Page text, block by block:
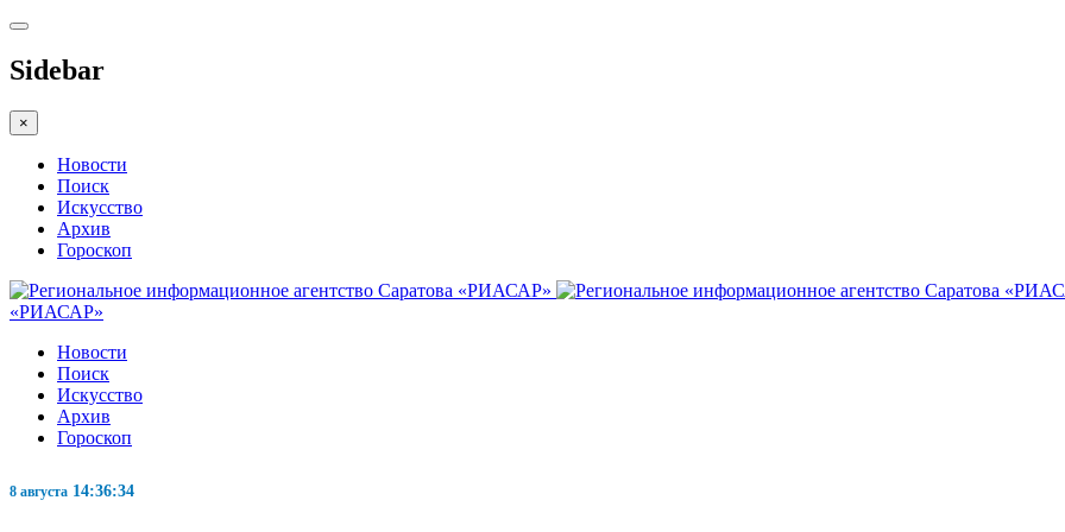
Sidebar
×
Новости
Поиск
Искусство
Архив
Гороскоп
«РИАСАР»
Новости
Поиск
Искусство
Архив
Гороскоп
8 августа 14:36:35